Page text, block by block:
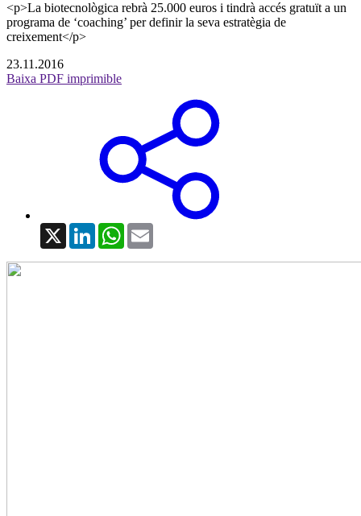
<p>La biotecnològica rebrà 25.000 euros i tindrà accés gratuït a un
programa de ‘coaching’ per definir la seva estratègia de
creixement</p>
23.11.2016
Baixa PDF imprimible
X LinkedInWhatsApp